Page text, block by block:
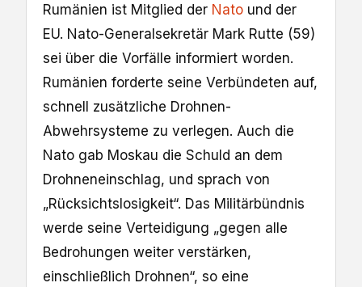
Rumänien ist Mitglied der Nato und der
EU. Nato-Generalsekretär Mark Rutte (59)
sei über die Vorfälle informiert worden.
Rumänien forderte seine Verbündeten auf,
schnell zusätzliche Drohnen-
Abwehrsysteme zu verlegen. Auch die
Nato gab Moskau die Schuld an dem
Drohneneinschlag, und sprach von
„Rücksichtslosigkeit“. Das Militärbündnis
werde seine Verteidigung „gegen alle
Bedrohungen weiter verstärken,
einschließlich Drohnen“, so eine